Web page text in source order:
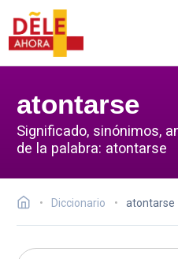
atontarse
Significado, sinónimos,
de la palabra: atontarse
Diccionario atontarse